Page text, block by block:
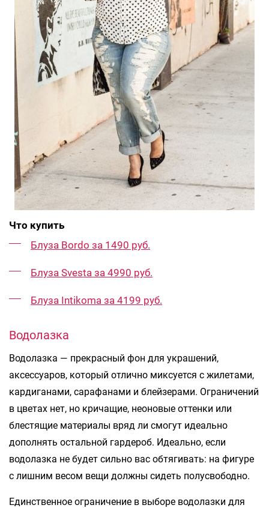
Что купить
Блуза Bordo за 1490 руб.
Блуза Svesta за 4990 руб.
Блуза Intikoma за 4199 руб.
Водолазка
Водолазка — прекрасный фон для украшений,
аксессуаров, который отлично миксуется с жилетами,
кардиганами, сарафанами и блейзерами. Ограничений
в цветах нет, но кричащие, неоновые оттенки или
блестящие материалы вряд ли смогут идеально
дополнять остальной гардероб. Идеально, если
водолазка не будет сильно вас обтягивать: на фигуре
с лишним весом вещи должны сидеть полусвободно.
Единственное ограничение в выборе водолазки для